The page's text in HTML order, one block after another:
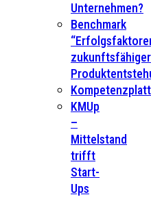
Unternehmen?
Benchmark
zukunftsfähiger
KMUp
–
Mittelstand
trifft
Start-
Ups